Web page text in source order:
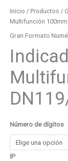
Inicio / Productos /
Multifunción 100mm
Gran Formato
Número de dígitos
IP